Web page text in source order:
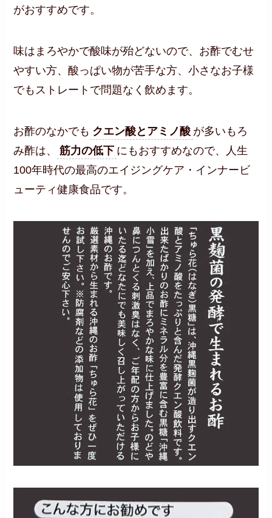
がおすすめです。
味はまろやかで酸味が殆どないので、お酢でむせ
やすい方、酸っぱい物が苦手な方、小さなお子様
でもストレートで問題なく飲めます。
お酢のなかでも クエン酸とアミノ酸 が多いもろ
み酢は、
筋力の低下 にもおすすめなので、人生
100年時代の最高のエイジングケア・インナービ
ューティ健康食品です。